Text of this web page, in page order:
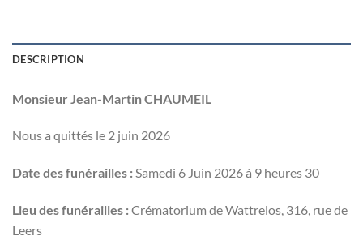
DESCRIPTION
Monsieur Jean-Martin CHAUMEIL
Nous a quittés le 2 juin 2026
Date des funérailles :Samedi 6 Juin 2026 à 9 heures 30
Lieu des funérailles :Crématorium de Wattrelos, 316, rue de
Leers